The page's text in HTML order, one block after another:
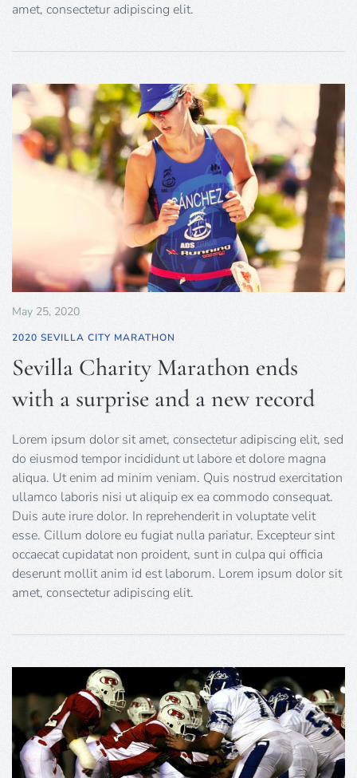
amet, consectetur adipiscing elit.
May 25, 2020
2020 SEVILLA CITY MARATHON
Sevilla Charity Marathon ends
with a surprise and a new record
Lorem ipsum dolor sit amet, consectetur adipiscing elit, sed
do eiusmod tempor incididunt ut labore et dolore magna
aliqua. Ut enim ad minim veniam. Quis nostrud exercitation
ullamco laboris nisi ut aliquip ex ea commodo consequat.
Duis aute irure dolor. In reprehenderit in voluptate velit
esse. Cillum dolore eu fugiat nulla pariatur. Excepteur sint
occaecat cupidatat non proident, sunt in culpa qui officia
deserunt mollit anim id est laborum. Lorem ipsum dolor sit
amet, consectetur adipiscing elit.